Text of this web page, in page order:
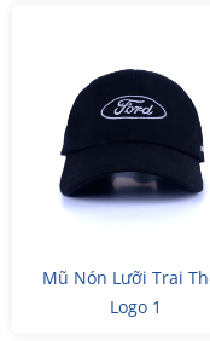
Mũ Nón Lưỡi Trai
Logo 1